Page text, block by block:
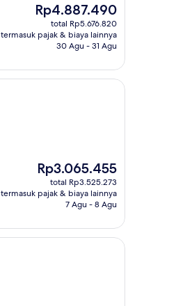
Harga
sekarang
Rp4.887.490
Rp4.887.490
total Rp5.676.820
termasuk pajak & biaya lainnya
30 Agu - 31 Agu
Harga
sekarang
Rp3.065.455
Rp3.065.455
total Rp3.525.273
termasuk pajak & biaya lainnya
7 Agu - 8 Agu